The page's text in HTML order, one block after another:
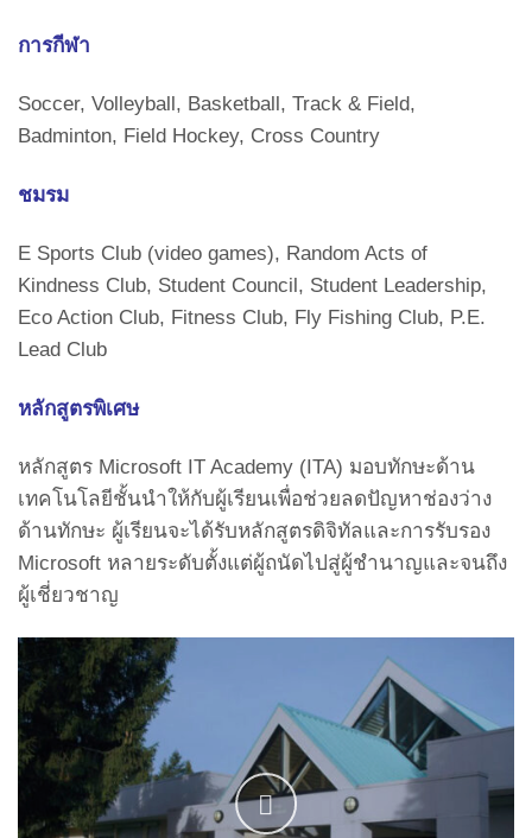
การกีฬา
Soccer, Volleyball, Basketball, Track & Field,
Badminton, Field Hockey, Cross Country
ชมรม
E Sports Club (video games), Random Acts of
Kindness Club, Student Council, Student Leadership,
Eco Action Club, Fitness Club, Fly Fishing Club, P.E.
Lead Club
หลักสูตรพิเศษ
หลักสูตร Microsoft IT Academy (ITA) มอบทักษะด้าน
เทคโนโลยีชั้นนำให้กับผู้เรียนเพื่อช่วยลดปัญหาช่องว่าง
ด้านทักษะ ผู้เรียนจะได้รับหลักสูตรดิจิทัลและการรับรอง
Microsoft หลายระดับตั้งแต่ผู้ถนัดไปสู่ผู้ชำนาญและจนถึง
ผู้เชี่ยวชาญ